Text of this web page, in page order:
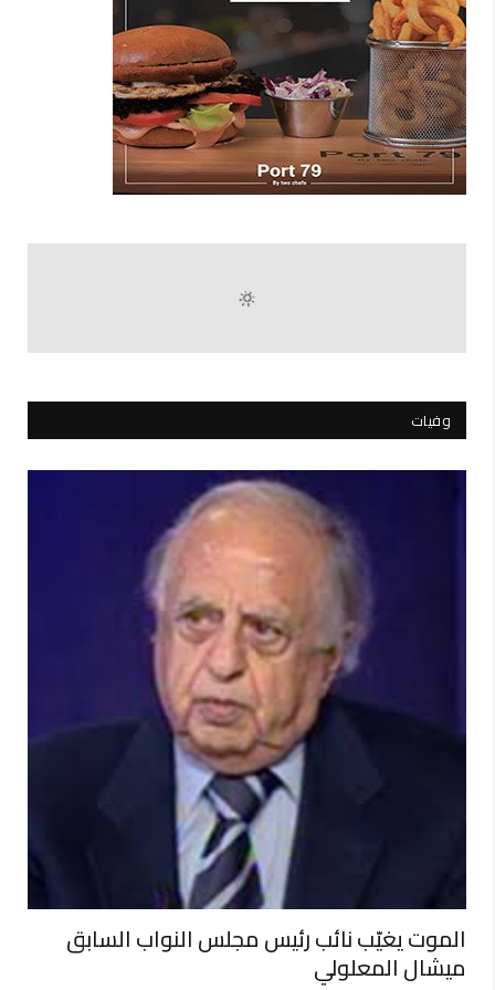
وفيات
الموت يغيّب نائب رئيس مجلس النواب السابق
ميشال المعلولي